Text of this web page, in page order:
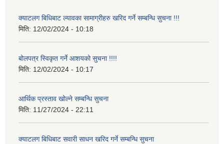
क्याटलग बिधिबाट ल्यावका सामाग्रीहरु खरिद गर्ने सम्बन्धि सुचना !!!
मिति: 12/02/2024 - 10:18
बोलपत्र स्विकृत गर्ने आशयको सुचना !!!!
मिति: 12/02/2024 - 10:17
आर्थिक प्रस्ताव खोल्ने सम्बन्धि सुचना
मिति: 11/27/2024 - 22:11
क्याटलग बिधिबाट सवारी साधन खरिद गर्ने सम्बन्धि सुचना